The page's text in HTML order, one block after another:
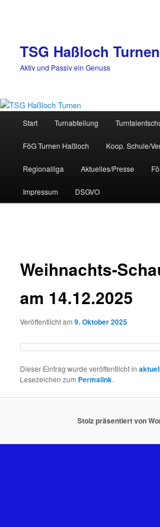
TSG Haßloch Turnen
Aktiv und Passiv ein Genuss
Start Turnabteilung
FöG Turnen Haßloch Koop. Schule/
Regionalliga Aktuelles/Presse
Impressum DSGVO
Weihnachts-
am 14.12.2025
Veröffentlicht am9. Oktober 2025
Dieser Eintrag wurde veröffentlicht in
Lesezeichen zum Permalink.
Stolz präsentiert von